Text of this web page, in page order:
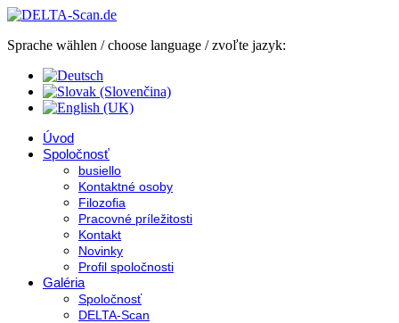
Sprache wählen / choose language / zvoľte jazyk:
Úvod
Spoločnosť
busiello
Kontaktné osoby
Filozofia
Pracovné príležitosti
Kontakt
Novinky
Profil spoločnosti
Galéria
Spoločnosť
DELTA-Scan